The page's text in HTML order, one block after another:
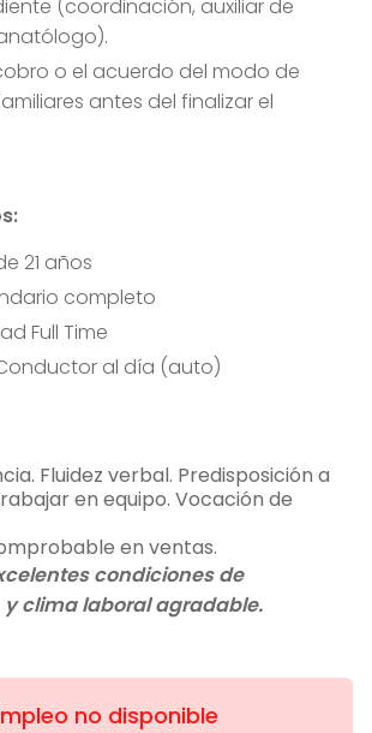
(coordinación, auxiliar de
o el acuerdo del modo de
antes del finalizar el
21 años
completo
Full Time
al día (auto)
Fluidez verbal. Predisposición a
en equipo. Vocación de
en ventas.
condiciones de
clima laboral agradable.
no disponible